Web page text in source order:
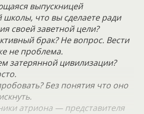
выпускницей
школы, что вы сделаете ради
своей заветной цели?
брак? Не вопрос. Вести
не проблема.
затерянной цивилизации?
Без понятия что оно
атриона — представителя